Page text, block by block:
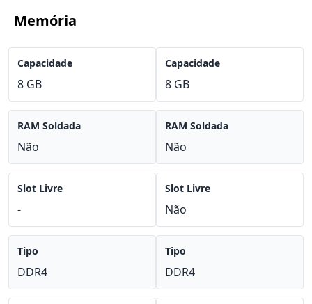
Memória
Capacidade
8 GB
RAM Soldada
Não
Slot Livre
-
Tipo
DDR4
Capacidade
8 GB
RAM Soldada
Não
Slot Livre
Não
Tipo
DDR4